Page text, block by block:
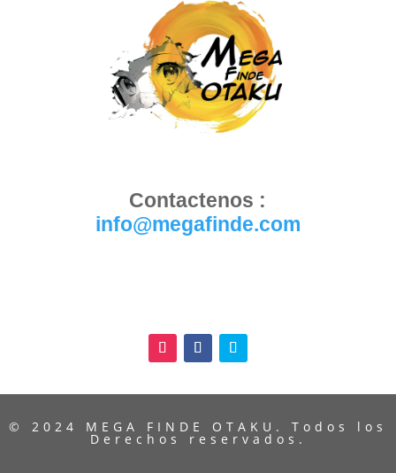
Contactenos :
info@megafinde.com
© 2024 MEGA FINDE OTAKU. Todos los
Derechos reservados.